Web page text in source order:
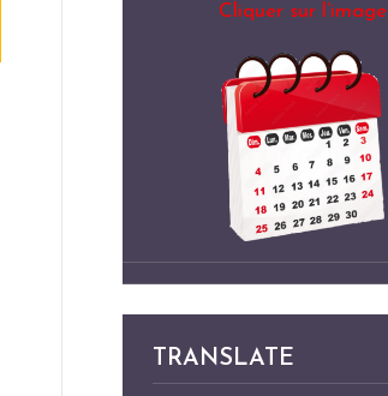
Cliquer sur l’image
TRANSLATE